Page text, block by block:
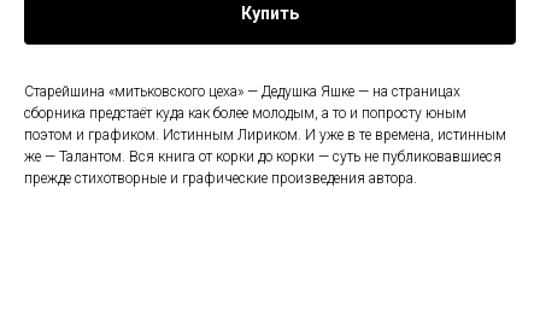
Купить
Старейшина «митьковского цеха» — Дедушка Яшке — на страницах
сборника предстаёт куда как более молодым, а то и попросту юным
поэтом и графиком. Истинным Лириком. И уже в те времена, истинным
же — Талантом. Вся книга от корки до корки — суть не публиковавшиеся
прежде стихотворные и графические произведения автора.